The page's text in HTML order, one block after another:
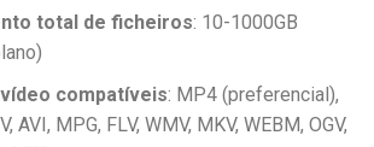
total de ficheiros: 10-1000GB
compatíveis: MP4 (preferencial),
AVI, MPG, FLV, WMV, MKV, WEBM, OGV,